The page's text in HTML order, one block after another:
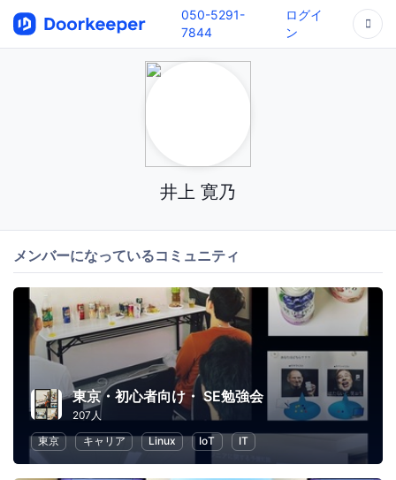
050-5291-
7844
ログイ
ン
井上 寛乃
メンバーになっているコミュニティ
東京・初心者向け・ SE勉強会
207人
東京
キャリア Linux IoT IT